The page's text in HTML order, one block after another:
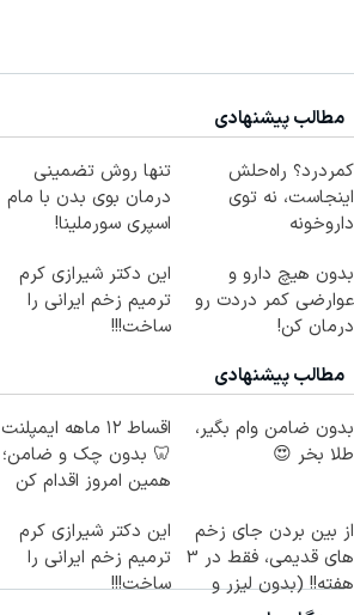
مطالب پیشنهادی
کمردرد؟ راه‌حلش
اینجاست، نه توی
داروخونه
تنها روش تضمینی
درمان بوی بدن با مام
اسپری سورملینا!
بدون هیچ دارو و
عوارضی کمر دردت رو
درمان کن!
این دکتر شیرازی کرم
ترمیم زخم ایرانی را
ساخت!!!
مطالب پیشنهادی
بدون ضامن وام بگیر،
طلا بخر 😍
اقساط ۱۲ ماهه ایمپلنت
🦷 بدون چک و ضامن؛
همین امروز اقدام کن
از بین بردن جای زخم
های قدیمی، فقط در 3
هفته!! (بدون لیزر و
این دکتر شیرازی کرم
ترمیم زخم ایرانی را
ساخت!!!